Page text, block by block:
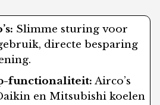
Slimme sturing voor
directe besparing
functionaliteit: Airco’s
en Mitsubishi koelen